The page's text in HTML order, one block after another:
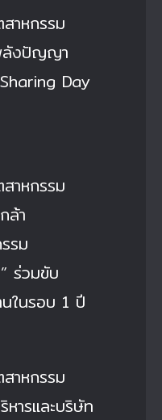
าหกรรม
ลังปัญญา
Day
าหกรรม
ล้า
รม
ร่วมขับ
ในรอบ 1 ปี
าหกรรม
ารและบริษัท